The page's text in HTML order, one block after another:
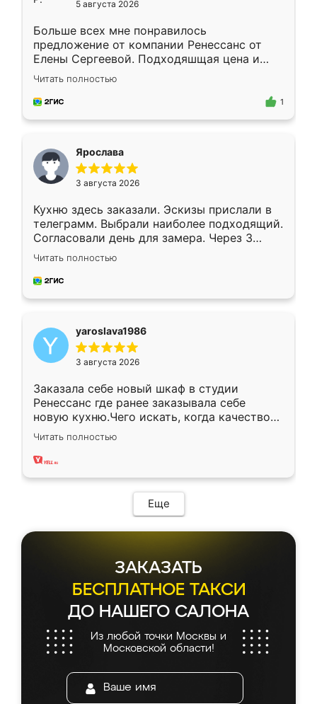
5 августа 2026
Больше всех мне понравилось
предложение от компании Ренессанс от
Елены Сергеевой. Подходяшщая цена и
короткие сроки изготовления. Приехавший
для замера сотрудник Владислав
предложил по моему эскизу самый
Читать полностью
1
Ярослава
3 августа 2026
Кухню здесь заказали. Эскизы прислали в
телеграмм. Выбрали наиболее подходящий.
Согласовали день для замера. Через 3
недели кухня была уже готова. Остались
довольны работой. Спасибо Ренессанс
мебель за качественную работу!
Читать полностью
yaroslava1986
3 августа 2026
Заказала себе новый шкаф в студии
Ренессанс где ранее заказывала себе
новую кухню.Чего искать, когда качеством
вполне довольна. Служит кухня уже почти
два года, нареканий нет.
Читать полностью
Еще
ЗАКАЗАТЬ
БЕСПЛАТНОЕ ТАКСИ
ДО НАШЕГО САЛОНА
Из любой точки Москвы и
Московской области!